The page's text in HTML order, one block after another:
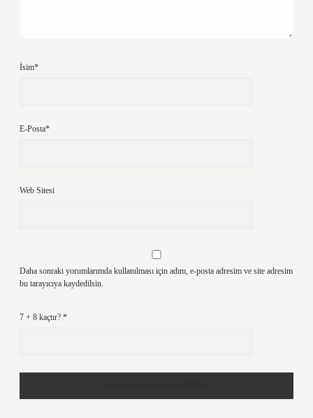
İsim*
E-Posta*
Web Sitesi
Daha sonraki yorumlarımda kullanılması için adım, e-posta adresim ve site adresim
bu tarayıcıya kaydedilsin.
7 + 8 kaçtır? *